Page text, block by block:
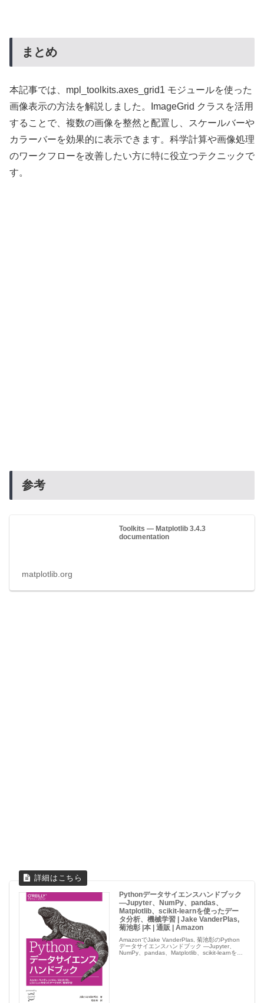
まとめ
本記事では、mpl_toolkits.axes_grid1 モジュールを使った
画像表示の方法を解説しました。ImageGrid クラスを活用
することで、複数の画像を整然と配置し、スケールバーや
カラーバーを効果的に表示できます。科学計算や画像処理
のワークフローを改善したい方に特に役立つテクニックで
す。
参考
Toolkits — Matplotlib 3.4.3
documentation
matplotlib.org
Pythonデータサイエンスハンドブック
―Jupyter、NumPy、pandas、
Matplotlib、scikit-learnを使ったデー
タ分析、機械学習 | Jake VanderPlas,
菊池彰 |本 | 通販 | Amazon
AmazonでJake VanderPlas, 菊池彰のPython
データサイエンスハンドブック ―Jupyter、
NumPy、pandas、Matplotlib、scikit-learnを使